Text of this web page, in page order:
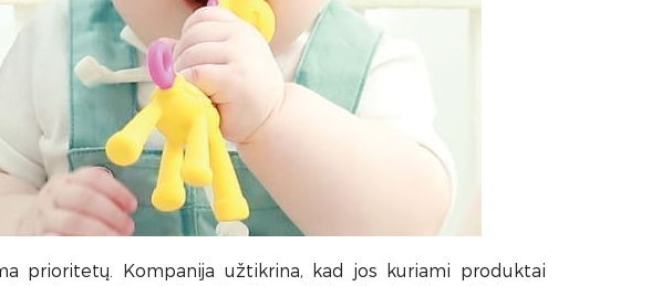
prioritetų. Kompanija užtikrina, kad jos kuriami produktai